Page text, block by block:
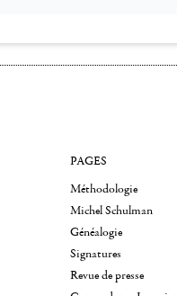
PAGES
Méthodologie
Michel Schulman
Généalogie
Signatures
Revue de presse